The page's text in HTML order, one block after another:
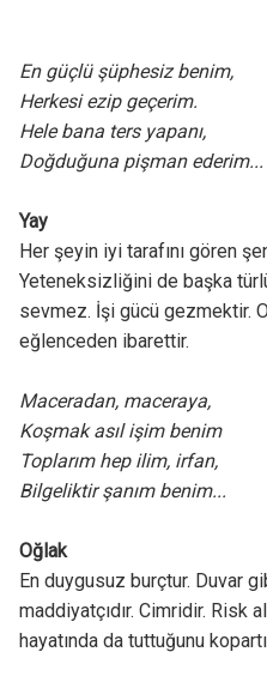
En güçlü şüphesiz benim,
Herkesi ezip geçerim.
Hele bana ters yapanı,
Doğduğuna pişman ederim...
Yay
Her şeyin iyi tarafını gören
Yeteneksizliğini de başka
sevmez. İşi gücü gezmektir.
eğlenceden ibarettir.
Maceradan, maceraya,
Koşmak asıl işim benim
Toplarım hep ilim, irfan,
Bilgeliktir şanım benim...
Oğlak
En duygusuz burçtur. Duvar
maddiyatçıdır. Cimridir. Risk
hayatında da tuttuğunu